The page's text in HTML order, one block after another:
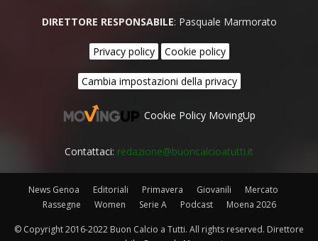
DIRETTORE RESPONSABILE: Pasquale Marmorato
Privacy policy Cookie policy
Cambia impostazioni della privacy
Cookie Policy MovingUp
Contattaci: redazione@buoncalcioatutti.it
News Genoa Editoriali Primavera Giovanili
Mercato
Rassegne
Women Serie A Podcast Moena 2026
© Copyright 2016-2022 Buon Calcio a Tutti. All rights reserved. Direttore